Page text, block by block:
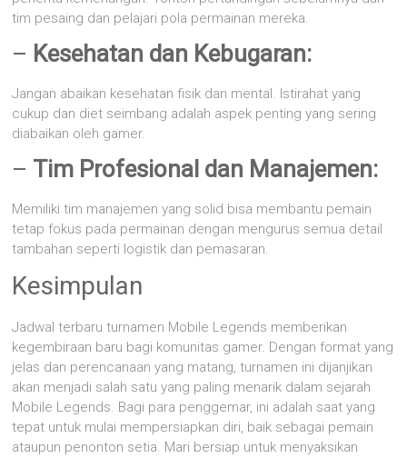
tim pesaing dan pelajari pola permainan mereka.
– Kesehatan dan Kebugaran:
Jangan abaikan kesehatan fisik dan mental. Istirahat yang
cukup dan diet seimbang adalah aspek penting yang sering
diabaikan oleh gamer.
– Tim Profesional dan Manajemen:
Memiliki tim manajemen yang solid bisa membantu pemain
tetap fokus pada permainan dengan mengurus semua detail
tambahan seperti logistik dan pemasaran.
Kesimpulan
Jadwal terbaru turnamen Mobile Legends memberikan
kegembiraan baru bagi komunitas gamer. Dengan format yang
jelas dan perencanaan yang matang, turnamen ini dijanjikan
akan menjadi salah satu yang paling menarik dalam sejarah
Mobile Legends. Bagi para penggemar, ini adalah saat yang
tepat untuk mulai mempersiapkan diri, baik sebagai pemain
ataupun penonton setia. Mari bersiap untuk menyaksikan